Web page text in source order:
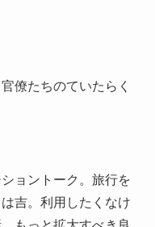
僚たちのていたらく
ョントーク。旅行を
吉。利用したくなけ